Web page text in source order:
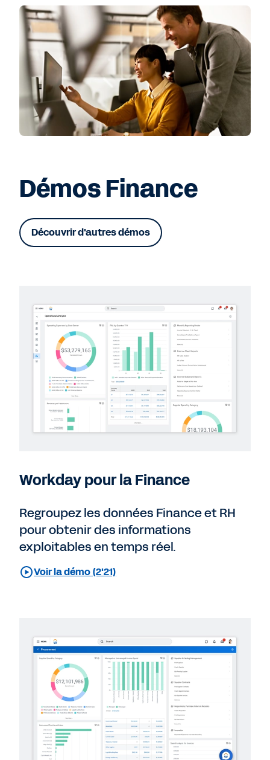
Démos Finance
Découvrir d'autres démos
Workday pour la Finance
Regroupez les données Finance et RH
pour obtenir des informations
exploitables en temps réel.
Voir la démo (2'21)